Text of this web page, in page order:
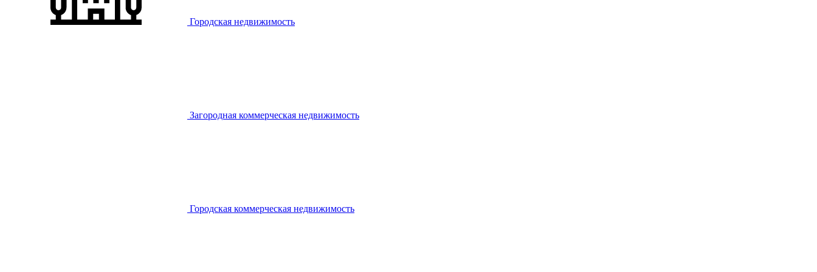
Городская недвижимость
Загородная коммерческая недвижимость
Городская коммерческая недвижимость